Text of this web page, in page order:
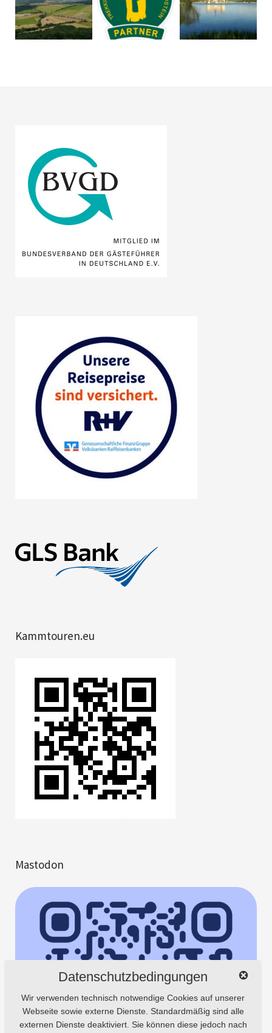
Kammtouren.eu
Mastodon
Datenschutzbedingungen
Wir verwenden technisch notwendige Cookies auf unserer
Webseite sowie externe Dienste. Standardmäßig sind alle
externen Dienste deaktiviert. Sie können diese jedoch nach